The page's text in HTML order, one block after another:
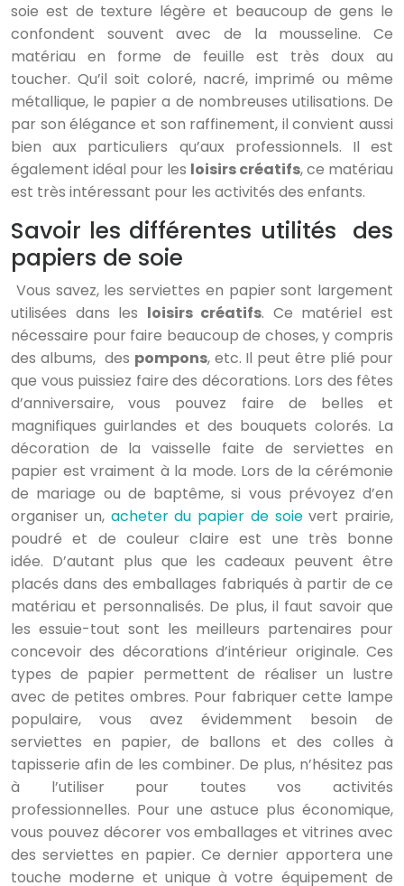
soie est de texture légère et beaucoup de gens le
confondent souvent avec de la mousseline. Ce
matériau en forme de feuille est très doux au
toucher. Qu’il soit coloré, nacré, imprimé ou même
métallique, le papier a de nombreuses utilisations. De
par son élégance et son raffinement, il convient aussi
bien aux particuliers qu’aux professionnels. Il est
également idéal pour les loisirs créatifs, ce matériau
est très intéressant pour les activités des enfants.
Savoir les différentes utilités des
papiers de soie
Vous savez, les serviettes en papier sont largement
utilisées dans les loisirs créatifs. Ce matériel est
nécessaire pour faire beaucoup de choses, y compris
des albums, des pompons, etc. Il peut être plié pour
que vous puissiez faire des décorations. Lors des fêtes
d’anniversaire, vous pouvez faire de belles et
magnifiques guirlandes et des bouquets colorés. La
décoration de la vaisselle faite de serviettes en
papier est vraiment à la mode. Lors de la cérémonie
de mariage ou de baptême, si vous prévoyez d’en
organiser un, acheter du papier de soievert prairie,
poudré et de couleur claire est une très bonne
idée. D’autant plus que les cadeaux peuvent être
placés dans des emballages fabriqués à partir de ce
matériau et personnalisés. De plus, il faut savoir que
les essuie-tout sont les meilleurs partenaires pour
concevoir des décorations d’intérieur originale. Ces
types de papier permettent de réaliser un lustre
avec de petites ombres. Pour fabriquer cette lampe
populaire, vous avez évidemment besoin de
serviettes en papier, de ballons et des colles à
tapisserie afin de les combiner. De plus, n’hésitez pas
à l’utiliser pour toutes vos activités
professionnelles. Pour une astuce plus économique,
vous pouvez décorer vos emballages et vitrines avec
des serviettes en papier. Ce dernier apportera une
touche moderne et unique à votre équipement de